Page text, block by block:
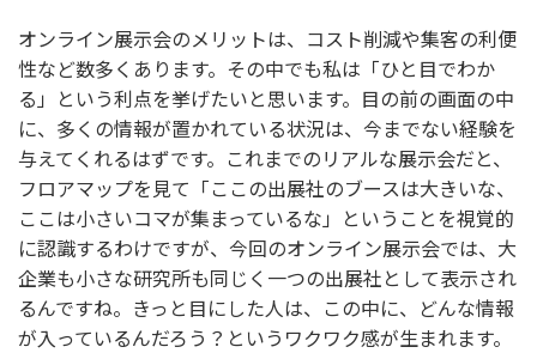
オンライン展示会のメリットは、コスト削減や集客の利便
性など数多くあります。その中でも私は「ひと目でわか
る」という利点を挙げたいと思います。目の前の画面の中
に、多くの情報が置かれている状況は、今までない経験を
与えてくれるはずです。これまでのリアルな展示会だと、
フロアマップを見て「ここの出展社のブースは大きいな、
ここは小さいコマが集まっているな」ということを視覚的
に認識するわけですが、今回のオンライン展示会では、大
企業も小さな研究所も同じく一つの出展社として表示され
るんですね。きっと目にした人は、この中に、どんな情報
が入っているんだろう？というワクワク感が生まれます。